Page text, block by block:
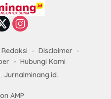
Redaksi
Disclaimer
Hubungi Kami
Jurnalminang.id.
AMP